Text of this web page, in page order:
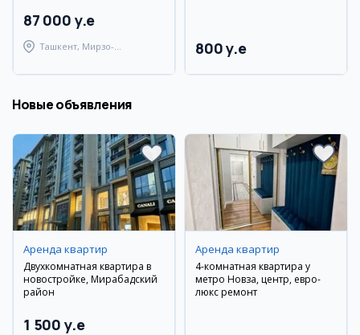
87 000 y.e
Ташкент, Мирзо-
800 y.e
Новые объявления
Аренда квартир
Двухкомнатная квартира в
новостройке, Мирабадский
район
1 500 y.e
Аренда квартир
4-комнатная квартира у
метро Новза, центр, евро-
люкс ремонт